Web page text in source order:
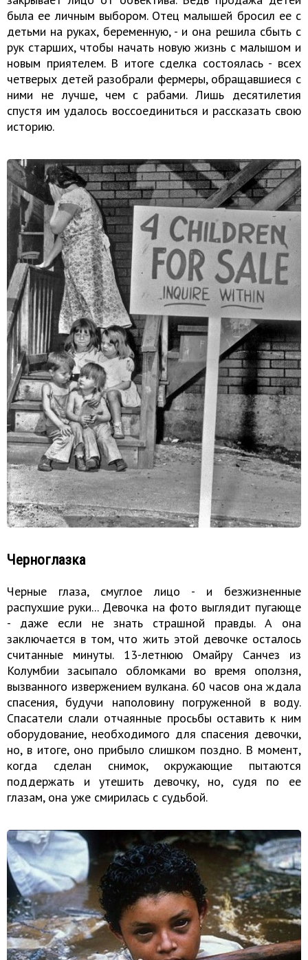
была ее личным выбором. Отец малышей бросил ее с
детьми на руках, беременную, - и она решила сбыть с
рук старших, чтобы начать новую жизнь с малышом и
новым приятелем. В итоге сделка состоялась - всех
четверых детей разобрали фермеры, обращавшиеся с
ними не лучше, чем с рабами. Лишь десятилетия
спустя им удалось воссоединиться и рассказать свою
историю.
Черноглазка
Черные глаза, смуглое лицо - и безжизненные
распухшие руки... Девочка на фото выглядит пугающе
- даже если не знать страшной правды. А она
заключается в том, что жить этой девочке осталось
считанные минуты. 13-летнюю Омайру Санчез из
Колумбии засыпало обломками во время оползня,
вызванного извержением вулкана. 60 часов она ждала
спасения, будучи наполовину погруженной в воду.
Спасатели слали отчаянные просьбы оставить к ним
оборудование, необходимого для спасения девочки,
но, в итоге, оно прибыло слишком поздно. В момент,
когда сделан снимок, окружающие пытаются
поддержать и утешить девочку, но, судя по ее
глазам, она уже смирилась с судьбой.